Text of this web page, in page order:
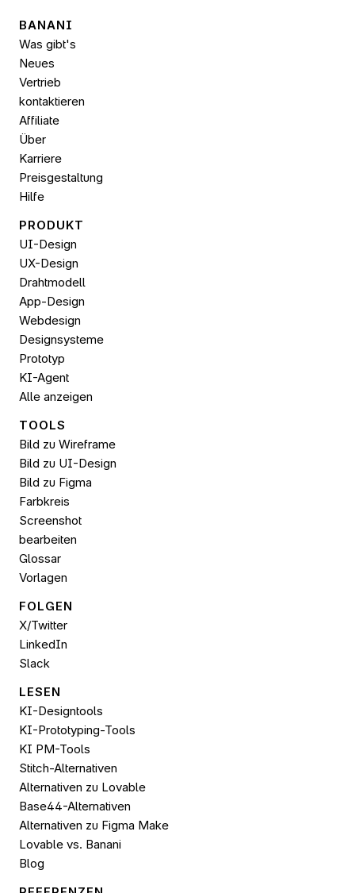
BANANI
Was gibt's
Neues
Vertrieb
kontaktieren
Affiliate
Über
Karriere
Preisgestaltung
Hilfe
PRODUKT
UI-Design
UX-Design
Drahtmodell
App-Design
Webdesign
Designsysteme
Prototyp
KI-Agent
Alle anzeigen
TOOLS
Bild zu Wireframe
Bild zu UI-Design
Bild zu Figma
Farbkreis
Screenshot
bearbeiten
Glossar
Vorlagen
FOLGEN
X/Twitter
LinkedIn
Slack
LESEN
KI-Designtools
KI-Prototyping-Tools
KI PM-Tools
Stitch-Alternativen
Alternativen zu Lovable
Base44-Alternativen
Alternativen zu Figma Make
Lovable vs. Banani
Blog